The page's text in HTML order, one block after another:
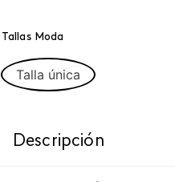
Tallas Moda
Talla única
Descripción